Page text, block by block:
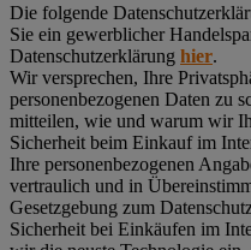
Die folgende
Sie ein gewerblicher
Datenschutzerklärung hier.
Wir versprechen, Ihre
personenbezogenen Daten zu
mitteilen, wie und warum wir
Sicherheit beim Einkauf im
Ihre personenbezogenen
vertraulich und in
Gesetzgebung zum
Sicherheit bei Einkäufen im